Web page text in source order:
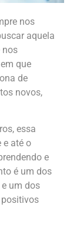
nos
aquela
nos
que
de
novos,
essa
e até o
e
é um dos
um dos